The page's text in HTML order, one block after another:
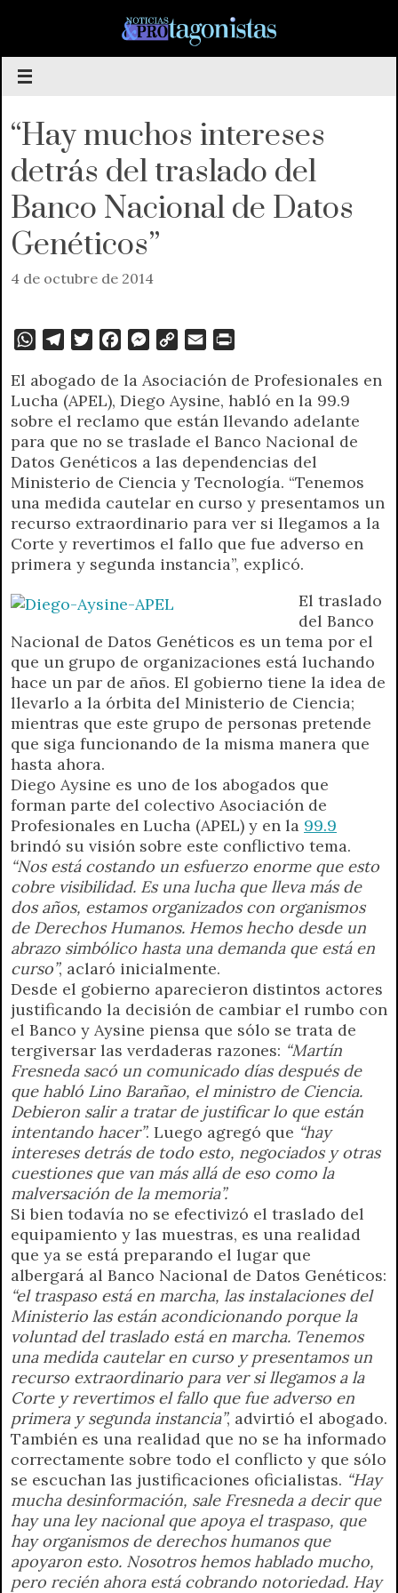
contenido
“Hay muchos intereses
detrás del traslado del
Banco Nacional de Datos
Genéticos”
4 de octubre de 2014
W
a
t
s
A
p
p
l
e
g
r
a
m
i
t
t
e
r
c
e
b
o
o
k
M
s
s
e
n
g
e
r
p
y
L
i
n
k
a
i
l
i
n
t
F
r
i
e
n
d
l
El abogado de la Asociación de Profesionales en
Lucha (APEL), Diego Aysine, habló en la 99.9
sobre el reclamo que están llevando adelante
para que no se traslade el Banco Nacional de
Datos Genéticos a las dependencias del
Ministerio de Ciencia y Tecnología. “Tenemos
una medida cautelar en curso y presentamos un
recurso extraordinario para ver si llegamos a la
Corte y revertimos el fallo que fue adverso en
primera y segunda instancia”, explicó.
El traslado
del Banco
Nacional de Datos Genéticos es un tema por el
que un grupo de organizaciones está luchando
hace un par de años. El gobierno tiene la idea de
llevarlo a la órbita del Ministerio de Ciencia;
mientras que este grupo de personas pretende
que siga funcionando de la misma manera que
hasta ahora.
Diego Aysine es uno de los abogados que
forman parte del colectivo Asociación de
Profesionales en Lucha (APEL) y en la 99.9
brindó su visión sobre este conflictivo tema.
“Nos está costando un esfuerzo enorme que esto
cobre visibilidad. Es una lucha que lleva más de
dos años, estamos organizados con organismos
de Derechos Humanos. Hemos hecho desde un
abrazo simbólico hasta una demanda que está en
curso”, aclaró inicialmente.
Desde el gobierno aparecieron distintos actores
justificando la decisión de cambiar el rumbo con
el Banco y Aysine piensa que sólo se trata de
tergiversar las verdaderas razones: “Martín
Fresneda sacó un comunicado días después de
que habló Lino Barañao, el ministro de Ciencia.
Debieron salir a tratar de justificar lo que están
intentando hacer”. Luego agregó que “hay
intereses detrás de todo esto, negociados y otras
cuestiones que van más allá de eso como la
malversación de la memoria”.
Si bien todavía no se efectivizó el traslado del
equipamiento y las muestras, es una realidad
que ya se está preparando el lugar que
albergará al Banco Nacional de Datos Genéticos:
“el traspaso está en marcha, las instalaciones del
Ministerio las están acondicionando porque la
voluntad del traslado está en marcha. Tenemos
una medida cautelar en curso y presentamos un
recurso extraordinario para ver si llegamos a la
Corte y revertimos el fallo que fue adverso en
primera y segunda instancia”, advirtió el abogado.
También es una realidad que no se ha informado
correctamente sobre todo el conflicto y que sólo
se escuchan las justificaciones oficialistas. “Hay
mucha desinformación, sale Fresneda a decir que
hay una ley nacional que apoya el traspaso, que
hay organismos de derechos humanos que
apoyaron esto. Nosotros hemos hablado mucho,
pero recién ahora está cobrando notoriedad. Hay